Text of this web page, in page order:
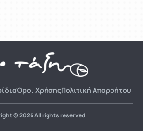
Όροι ΧρήσηςΠολιτική Απορρήτου
© 2026 All rights reserved